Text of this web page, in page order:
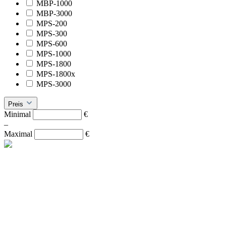
MBP-1000
MBP-3000
MPS-200
MPS-300
MPS-600
MPS-1000
MPS-1800
MPS-1800x
MPS-3000
Preis
Minimal
€
–
Maximal
€